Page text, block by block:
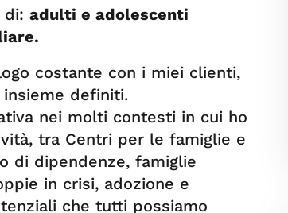
di: adulti e adolescenti
costante con i miei clienti,
definiti.
nei molti contesti in cui ho
tra Centri per le famiglie e
di dipendenze, famiglie
in crisi, adozione e
che tutti possiamo